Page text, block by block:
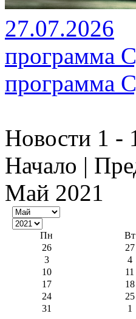
27.07.2026
программа
программа
Новости 1 -
Начало |
Май 2021
Пн Вт
26
27
3
4
10
11
17
18
24
25
31
1